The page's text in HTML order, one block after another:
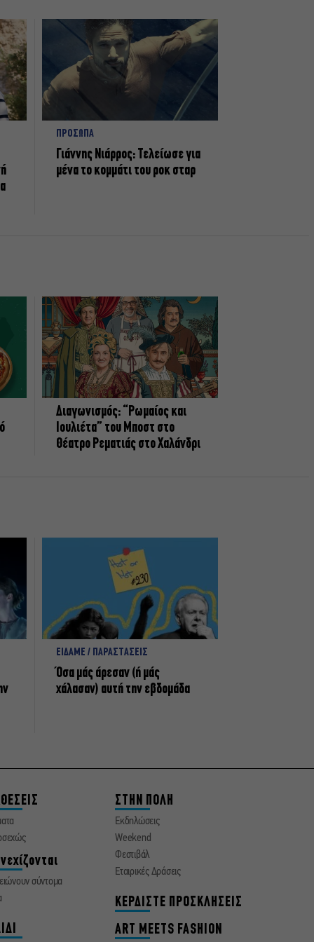
ΠΡΟΣΩΠΑ
Γιάννης Νιάρρος: Τελείωσε για
μένα το κομμάτι του ροκ σταρ
Διαγωνισμός: “Ρωμαίος και
Ιουλιέτα” του Μποστ στο
Θέατρο Ρεματιάς στο Χαλάνδρι
ΕΙΔΑΜΕ / ΠΑΡΑΣΤΑΣΕΙΣ
Όσα μάς άρεσαν (ή μάς
χάλασαν) αυτή την εβδομάδα
σύντομα
ΣΤΗΝ ΠΟΛΗ
Εκδηλώσεις
Weekend
Φεστιβάλ
Εταιρικές Δράσεις
ΚΕΡΔΙΣΤΕ ΠΡΟΣΚΛΗΣΕΙΣ
ART MEETS FASHION